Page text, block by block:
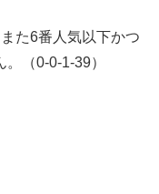
た6番人気以下かつ
（0-0-1-39）